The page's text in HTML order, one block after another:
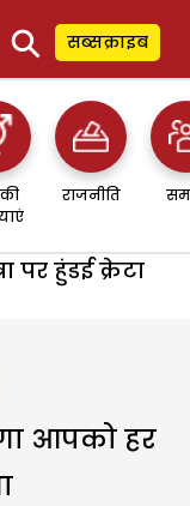
⚲ सब्सक्राइब
राजनीति
पर हुंडई क्रेटा
आपको हर